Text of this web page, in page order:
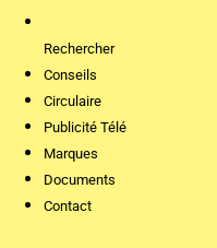
Rechercher
Conseils
Circulaire
Publicité Télé
Marques
Documents
Contact